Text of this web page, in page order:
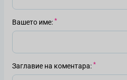
Вашето име
Заглавие на коментара